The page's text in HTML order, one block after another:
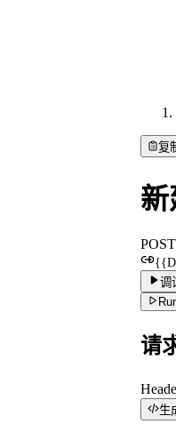
复
新
POST
调
请
生